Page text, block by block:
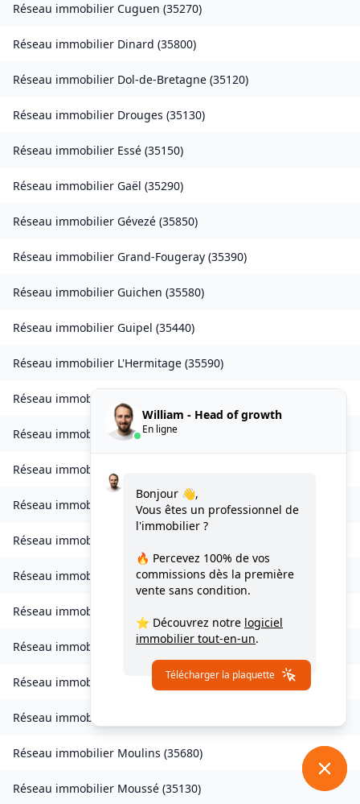
Réseau immobilier Cuguen (35270)
Réseau immobilier Dinard (35800)
Réseau immobilier Dol-de-Bretagne (35120)
Réseau immobilier Drouges (35130)
Réseau immobilier Essé (35150)
Réseau immobilier Gaël (35290)
Réseau immobilier Gévezé (35850)
Réseau immobilier Grand-Fougeray (35390)
Réseau immobilier Guichen (35580)
Réseau immobilier Guipel (35440)
Réseau immobilier L'Hermitage (35590)
Réseau immobilier
Réseau immobilierLandavran(
Réseau immobilier
Réseau immobilier Lohéac( 35550)
Réseau immobilier
Réseau immobilier Loutehel(35330)
Réseau immobilier
Réseau immobilier Martigné-Ferchaud(35640
Réseau immobilier Maxent 35380)
Réseau immobilier
Réseau immobilier Moulins (35680)
Réseau immobilier Moussé (35130)
William - Head of growth
En ligne
Bonjour 👋,
Vous êtes un professionnel de
l'immobilier ?
🔥 Percevez 100% de vos
commissions dès la première
vente sans condition.
⭐ Découvrez notre logiciel
immobilier tout-en-un.
Télécharger la plaquette